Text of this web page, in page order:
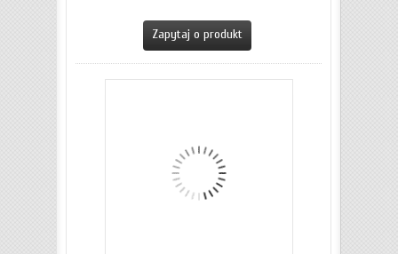
Zapytaj o produkt